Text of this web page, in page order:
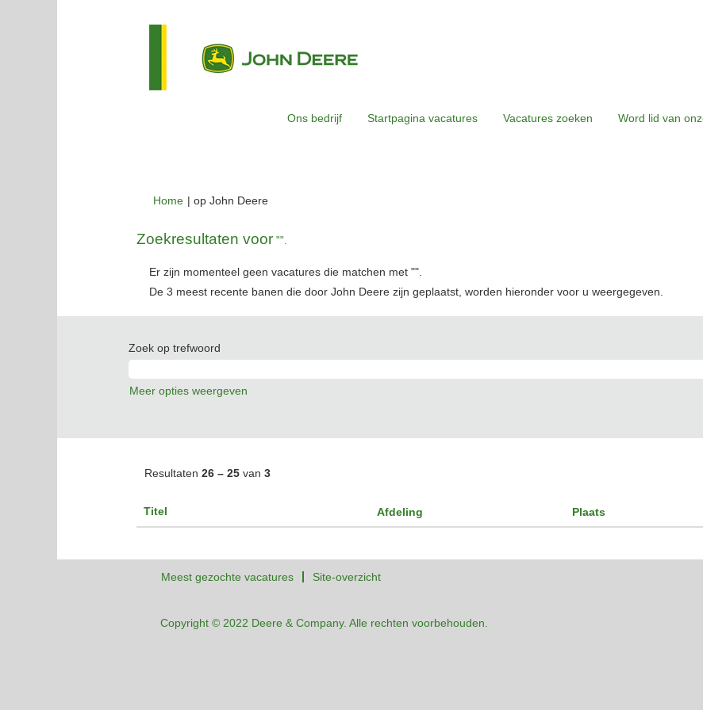
Ons bedrijf Startpagina vacatures Vacatures zoeken Word lid van
Home | op John Deere(huidige
Zoekresultaten voor "".
Er zijn momenteel geen vacatures die matchen met "".
De 3 meest recente banen die door John Deere zijn geplaatst, worden hieronder voor u weergegeven.
Zoek op trefwoord
Meer opties weergeven
Resultaten 26 – 25 van 3
Titel Afdeling Plaats
Meest gezochte vacatures Site-overzicht
Copyright © 2022 Deere & Company. Alle rechten voorbehouden.